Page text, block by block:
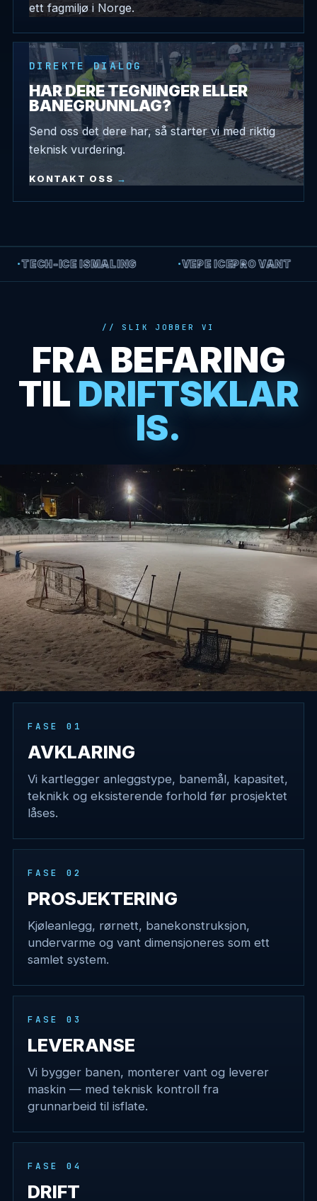
ett fagmiljø i Norge.
DIREKTE DIALOG
HAR DERE TEGNINGER ELLER
BANEGRUNNLAG?
Send oss det dere har, så starter vi med riktig
teknisk vurdering.
KONTAKT OSS
VEPE ICEPRO VANT ETT FAGMILJØ — HELE
SLIK JOBBER VI
FRA BEFARING
TIL DRIFTSKLAR
IS.
FASE 01
AVKLARING
Vi kartlegger anleggstype, banemål, kapasitet,
teknikk og eksisterende forhold før prosjektet
låses.
FASE 02
PROSJEKTERING
Kjøleanlegg, rørnett, banekonstruksjon,
undervarme og vant dimensjoneres som ett
samlet system.
FASE 03
LEVERANSE
Vi bygger banen, monterer vant og leverer
maskin — med teknisk kontroll fra
grunnarbeid til isflate.
FASE 04
DRIFT